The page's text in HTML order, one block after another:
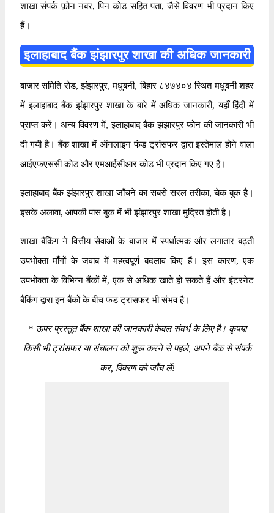
शाखा संपर्क फ़ोन नंबर, पिन कोड सहित पता, जैसे विवरण भी प्रदान किए
हैं।
इलाहाबाद बैंक झंझारपुर शाखा की अधिक जानकारी
बाजार समिति रोड, झंझारपुर, मधुबनी, बिहार ८४७४०४ स्थित मधुबनी शहर
में इलाहाबाद बैंक झंझारपुर शाखा के बारे में अधिक जानकारी, यहाँ हिंदी में
प्राप्त करें। अन्य विवरण में, इलाहाबाद बैंक झंझारपुर फोन की जानकारी भी
दी गयी है। बैंक शाखा में ऑनलाइन फंड ट्रांसफर द्वारा इस्तेमाल होने वाला
आईएफएससी कोड और एमआईसीआर कोड भी प्रदान किए गए हैं।
इलाहाबाद बैंक झंझारपुर शाखा जाँचने का सबसे सरल तरीका, चेक बुक है।
इसके अलावा, आपकी पास बुक में भी झंझारपुर शाखा मुद्रित होती है।
शाखा बैंकिंग ने वित्तीय सेवाओं के बाजार में स्पर्धात्मक और लगातार बढ़ती
उपभोक्ता माँगों के जवाब में महत्वपूर्ण बदलाव किए हैं। इस कारण, एक
उपभोक्ता के विभिन्न बैंकों में, एक से अधिक खाते हो सकते हैं और इंटरनेट
बैंकिंग द्वारा इन बैंकों के बीच फंड ट्रांसफर भी संभव है।
*ऊपर प्रस्तुत बैंक शाखा की जानकारी केवल संदर्भ के लिए है। कृपया
किसी भी ट्रांसफर या संचालन को शुरू करने से पहले, अपने बैंक से संपर्क
कर, विवरण को जाँच लें!